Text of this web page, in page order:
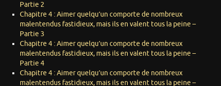
Partie 2
Chapitre 4 : Aimer quelqu’un comporte de nombreux
malentendus fastidieux, mais ils en valent tous la peine –
Partie 3
Chapitre 4 : Aimer quelqu’un comporte de nombreux
malentendus fastidieux, mais ils en valent tous la peine –
Partie 4
Chapitre 4 : Aimer quelqu’un comporte de nombreux
malentendus fastidieux, mais ils en valent tous la peine –